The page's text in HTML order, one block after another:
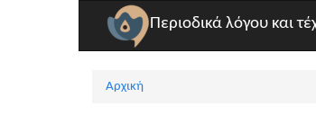
Παράκαμψη προς το κυρίως περιεχόμενο
Περιοδικά λόγου και
Αρχική